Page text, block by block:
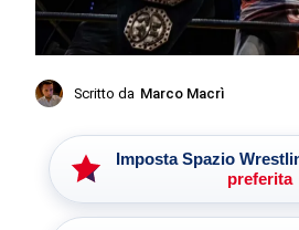
Scritto da Marco Macrì
Imposta Spazio
preferita